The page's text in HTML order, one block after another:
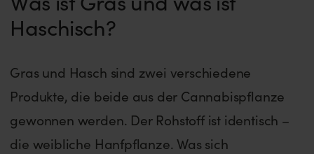
Haschisch?
Gras und Hasch sind zwei verschiedene
Produkte, die beide aus der Cannabispflanze
gewonnen werden. Der Rohstoff ist identisch –
die weibliche Hanfpflanze. Was sich